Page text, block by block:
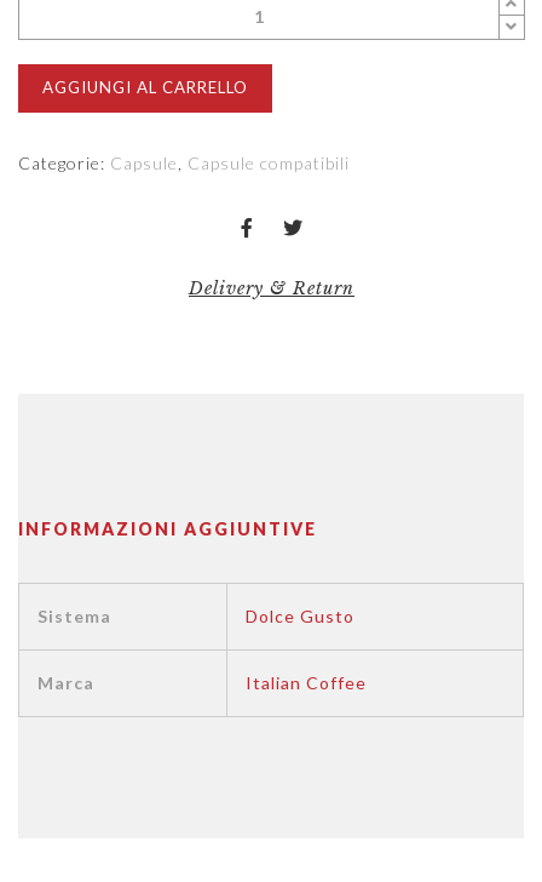
AGGIUNGI AL CARRELLO
Categorie: Capsule Capsule compatibili
Delivery & Return
INFORMAZIONI AGGIUNTIVE
Sistema Dolce Gusto
Marca Italian Coffee